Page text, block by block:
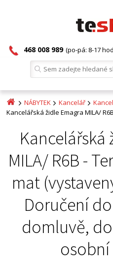
468 008 989 (po-pá: 8-17
NÁBYTEK Kancelář
Kancelářská židle Emagra MILA/
Kancelářská
MILA/ R6B -
mat
Doručení
domluvě,